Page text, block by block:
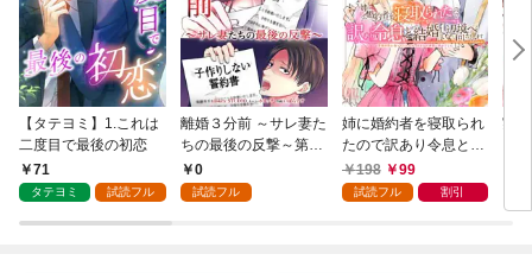
【タテヨミ】1.これは
二度目で最後の初恋
71
タテヨミ 試読フル
離婚３分前 ～サレ妻た
ちの最後の反撃～第1
話0
試読フル
姉に婚約者を寝取られ
たので訳あり令息と結
婚して辺境へと向かい
ます ～苦労の先に待っ
198 99
試読フル 割引
実